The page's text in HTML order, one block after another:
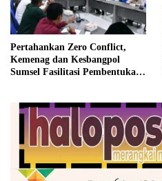
Pertahankan Zero Conflict,
Kemenag dan Kesbangpol
Sumsel Fasilitasi Pembentukan